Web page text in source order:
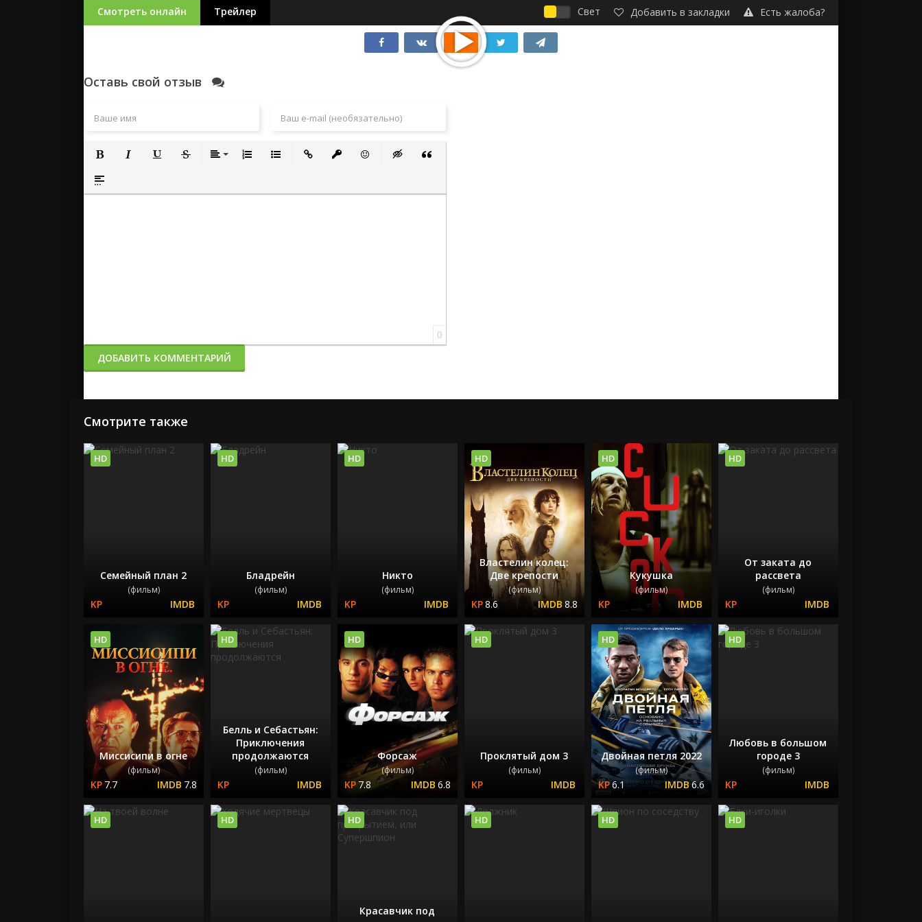
Смотреть онлайн Трейлер Свет Добавить в закладки Есть жалоба?
Оставь свой отзыв
Полужирный
Вставка спойлера
0
ДОБАВИТЬ КОММЕНТАРИЙ
Смотрите также
Семейный план 2
(фильм)
HD
Бладрейн
(фильм)
HD
Никто
(фильм)
HD
Властелин колец:
Две крепости
(фильм)
8.6 8.8
HD
Кукушка
(фильм)
HD
От заката до
рассвета
(фильм)
HD
Миссисипи в огне
(фильм)
7.7 7.8
HD
Белль и Себастьян:
Приключения
продолжаются
(фильм)
HD
Форсаж
(фильм)
7.8 6.8
HD
Проклятый дом 3
(фильм)
HD
Двойная петля 2022
(фильм)
6.1 6.6
HD
Любовь в большом
городе 3
(фильм)
HD
HD HD
Красавчик под
HD HD HD HD